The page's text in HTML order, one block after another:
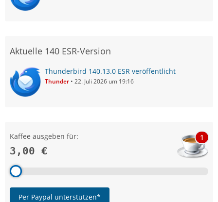
Aktuelle 140 ESR-Version
Thunderbird 140.13.0 ESR veröffentlicht
Thunder 22. Juli 2026 um 19:16
Kaffee ausgeben für:
3,00 €
1
Per Paypal unterstützen*